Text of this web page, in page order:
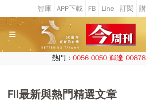
熱門： 0056 0050 輝達 00878
FII最新與熱門精選文章